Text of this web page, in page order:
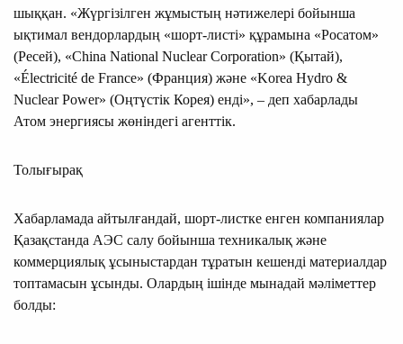
шыққан. «Жүргізілген жұмыстың нәтижелері бойынша
ықтимал вендорлардың «шорт-листі» құрамына «Росатом»
(Ресей), «China National Nuclear Corporation» (Қытай),
«Électricité de France» (Франция) және «Korea Hydro &
Nuclear Power» (Оңтүстік Корея) енді», – деп хабарлады
Атом энергиясы жөніндегі агенттік.
Толығырақ
Хабарламада айтылғандай, шорт-листке енген компаниялар
Қазақстанда АЭС салу бойынша техникалық және
коммерциялық ұсыныстардан тұратын кешенді материалдар
топтамасын ұсынды. Олардың ішінде мынадай мәліметтер
болды: